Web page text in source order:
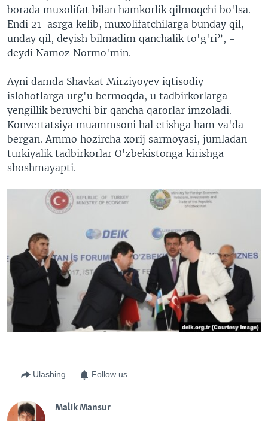
borada muxolifat bilan hamkorlik qilmoqchi bo'lsa.
Endi 21-asrga kelib, muxolifatchilarga bunday qil,
unday qil, deyish bilmadim qanchalik to'g'ri”, -
deydi Namoz Normo'min.
Ayni damda Shavkat Mirziyoyev iqtisodiy
islohotlarga urg'u bermoqda, u tadbirkorlarga
yengillik beruvchi bir qancha qarorlar imzoladi.
Konvertatsiya muammsoni hal etishga ham va'da
bergan. Ammo hozircha xorij sarmoyasi, jumladan
turkiyalik tadbirkorlar O'zbekistonga kirishga
shoshmayapti.
Ulashing Follow us
Malik Mansur